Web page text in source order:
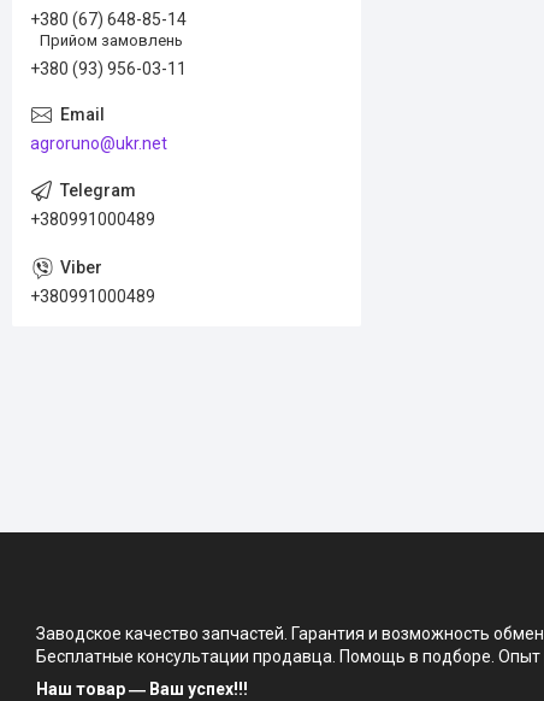
+380 (67) 648-85-14
Прийом замовлень
+380 (93) 956-03-11
agroruno@ukr.net
+380991000489
+380991000489
Заводское качество запчастей. Гарантия и возможность
Бесплатные консультации продавца. Помощь в подборе. Опыт
Наш товар ― Ваш успех!!!